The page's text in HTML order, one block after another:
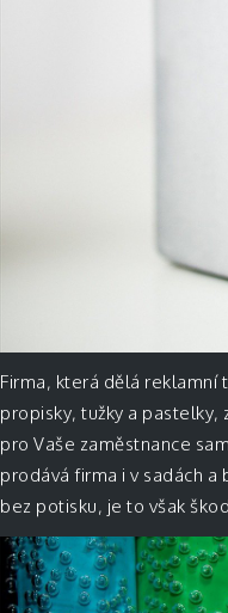
Firma, která dělá reklamní
propisky, tužky a pastelky,
pro Vaše zaměstnance
prodává firma i v sadách
bez potisku, je to však